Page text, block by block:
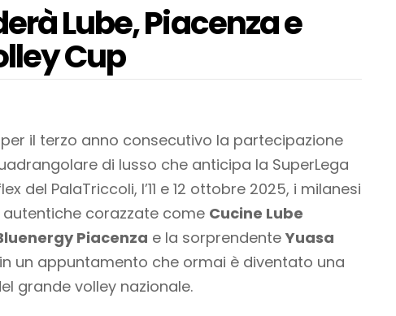
Lube, Piacenza e
Cup
il terzo anno consecutivo la partecipazione
di lusso che anticipa la SuperLega
del PalaTriccoli, l’11 e 12 ottobre 2025, i milanesi
corazzate come Cucine Lube
Piacenza e la sorprendente Yuasa
un appuntamento che ormai è diventato una
grande volley nazionale.